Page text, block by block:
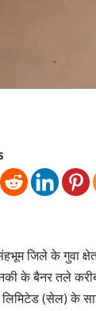
जिले के गुवा
के बैनर तले
(सेल) के